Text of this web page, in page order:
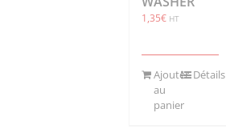
1,35€ HT
Ajouter
au
panier
Détails